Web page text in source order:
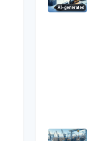
AI-generated